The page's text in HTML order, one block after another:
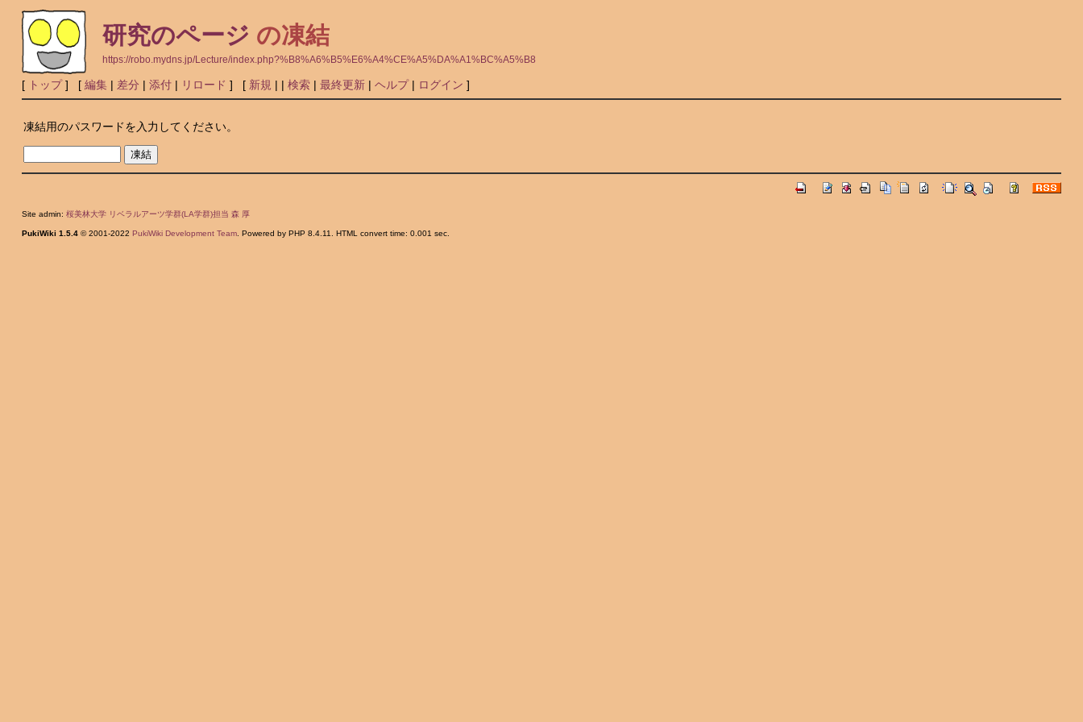
研究のページ の凍結
https://robo.mydns.jp/Lecture/index.php?%B8%A6%B5%E6%A4%CE%A5%DA%A1%BC%A5%B8
[ トップ] [ 編集| 差分 | 添付| リロード ] [ 新規 | | 検索| 最終更新| ヘルプ| ログイン ]
凍結用のパスワードを入力してください。
Site admin: 桜美林大学 リベラルアーツ学群(LA学群)担当 森 厚
PukiWiki 1.5.4© 2001-2022 PukiWiki Development Team. Powered by PHP 8.4.11. HTML convert time: 0.001 sec.